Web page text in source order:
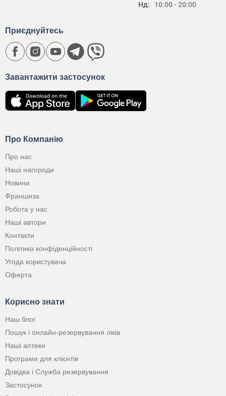
Нд:
10:00 - 20:00
Про Компанію
Про нас
Наші нагороди
Новини
Франшиза
Робота у нас
Наші автори
Контакти
Політика конфіденційності
Угода користувача
Оферта
Корисно знати
Наш блог
Пошук і онлайн-резервування ліків
Наші аптеки
Програми для клієнтів
Довідка і Служба резервування
Застосунок
Завантажити застосунок
Приєднуйтесь